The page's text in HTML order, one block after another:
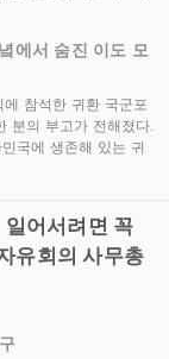
에서 숨진 이도 모
참석한 귀환 국군포
분의 부고가 전해졌다.
국에 생존해 있는 귀
어서려면 꼭
유회의 사무총